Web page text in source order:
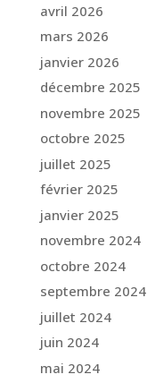
avril 2026
mars 2026
janvier 2026
décembre 2025
novembre 2025
octobre 2025
juillet 2025
février 2025
janvier 2025
novembre 2024
octobre 2024
septembre 2024
juillet 2024
juin 2024
mai 2024